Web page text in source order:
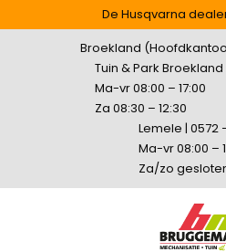
De Husqvarna
Broekland
Tuin & Park Broekland
Ma-vr 08:00 – 17:00
Za 08:30 – 12:30
Lemele | 0572
Ma-vr 08:00 –
Za/zo